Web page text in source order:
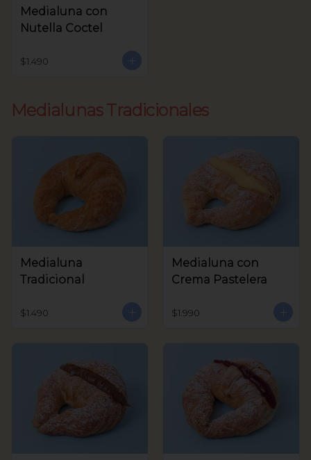
Medialuna con
Nutella Coctel
$1.490
Medialunas Tradicionales
Medialuna
Tradicional
$1.490
Medialuna con
Crema Pastelera
$1.990